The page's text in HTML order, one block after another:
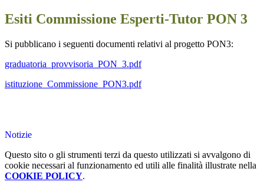
Esiti Commissione Esperti-Tutor PON 3
Si pubblicano i seguenti documenti relativi al progetto PON3:
graduatoria_provvisoria_PON_3.pdf
istituzione_Commissione_PON3.pdf
Notizie
Questo sito o gli strumenti terzi da questo utilizzati si avvalgono di
cookie necessari al funzionamento ed utili alle finalità illustrate nella
COOKIE POLICY.